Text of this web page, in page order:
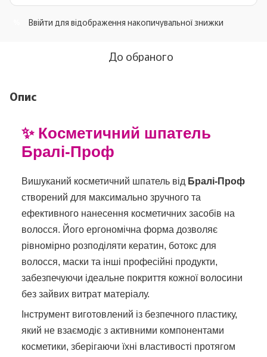
Ввійти для відображення накопичувальної знижки
До обраного
Опис
✨ Косметичний шпатель
Бралі-Проф
Вишуканий косметичний шпатель від Бралі-Проф
створений для максимально зручного та
ефективного нанесення косметичних засобів на
волосся. Його ергономічна форма дозволяє
рівномірно розподіляти кератин, ботокс для
волосся, маски та інші професійні продукти,
забезпечуючи ідеальне покриття кожної волосини
без зайвих витрат матеріалу.
Інструмент виготовлений із безпечного пластику,
який не взаємодіє з активними компонентами
косметики, зберігаючи їхні властивості протягом